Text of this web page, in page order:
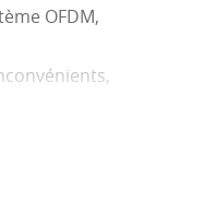
OFDM,
applications